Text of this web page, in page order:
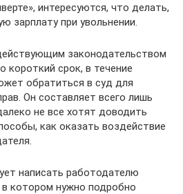
интересуются, что делать,
зарплату при увольнении.
законодательством
короткий срок, в течение
обратиться в суд для
Он составляет всего лишь
не все хотят доводить
как оказать воздействие
написать работодателю
в котором нужно подробно